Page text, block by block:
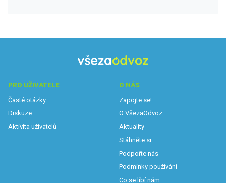
PRO UŽIVATELE
Časté otázky
Diskuze
Aktivita uživatelů
O NÁS
Zapojte se!
O VšezaOdvoz
Aktuality
Stáhněte si
Podpořte nás
Podmínky používání
Co se líbí nám